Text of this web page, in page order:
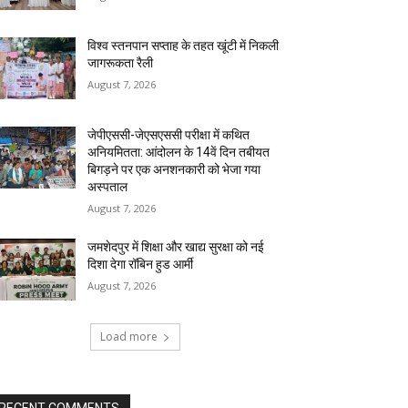
विश्व स्तनपान सप्ताह के तहत खूंटी में निकली
जागरूकता रैली
August 7, 2026
जेपीएससी-जेएसएससी परीक्षा में कथित
अनियमितता: आंदोलन के 14वें दिन तबीयत
बिगड़ने पर एक अनशनकारी को भेजा गया
अस्पताल
August 7, 2026
जमशेदपुर में शिक्षा और खाद्य सुरक्षा को नई
दिशा देगा रॉबिन हुड आर्मी
August 7, 2026
Load more